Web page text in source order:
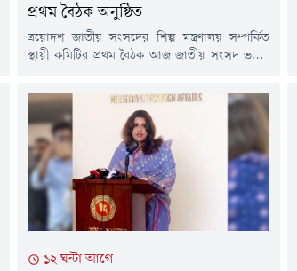
প্রথম বৈঠক অনুষ্ঠিত
ত্রয়োদশ জাতীয় সংসদের শিল্প মন্ত্রণালয় সম্পর্কিত
স্থায়ী কমিটির প্রথম বৈঠক আজ জাতীয় সংসদ ভবনে
অনুষ্ঠিত হয়েছে। বৈঠকে বাজেট বাস্তবায়নে স্বচ্ছতা,
জবাবদিহিতা ও দক্ষতা নিশ্চিত করার ওপর
গুরুত্বারোপ করা হয়।পাশাপাশি, উন্নয়ন প্রকল্পসমূহ
নির্ধারিত সময়ের মধ্যে সম্পন্ন করা, বরাদ্দের যথাযথ
ব্যবহার নিশ্চিত করা, শিল্পখাতের প্রতিযোগিতা
সক্ষমতা...
১২ ঘন্টা আগে